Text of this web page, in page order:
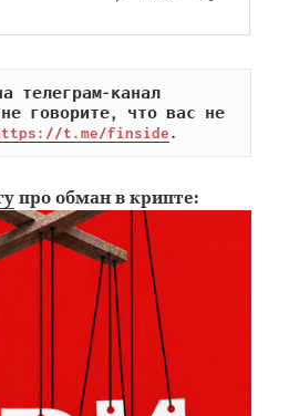
телеграм-канал
говорите, что вас не
t.me/finside.
про обман в крипте: